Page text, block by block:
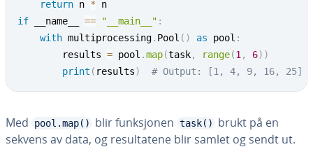
return n *
if __name__ == "__main__" :
with multiprocessing. Pool ( ) as pool :
        results
= pool .map(task, range(1 , 6) )
print ( results) # Output: [1, 4, 9, 16, 25]
Med pool.map() blir funksjonen task()
brukt på en
sekvens av data, og resultatene blir samlet og sendt ut.